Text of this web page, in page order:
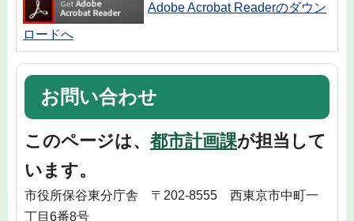
Adobe Acrobat Readerのダウン
ロードへ
お問い合わせ
このページは、 都市計画課が担当して
います。
市役所保谷東分庁舎 〒202-8555 西東京市中町一
丁目6番8号